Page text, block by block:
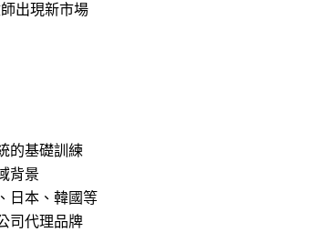
出現新市場
的基礎訓練
背景
日本、韓國等
司代理品牌